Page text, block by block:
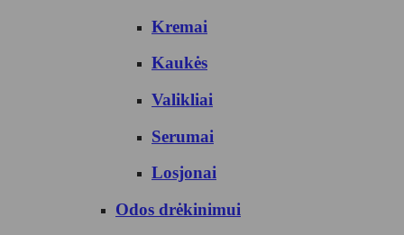
Kremai
Kaukės
Valikliai
Serumai
Losjonai
Odos drėkinimui